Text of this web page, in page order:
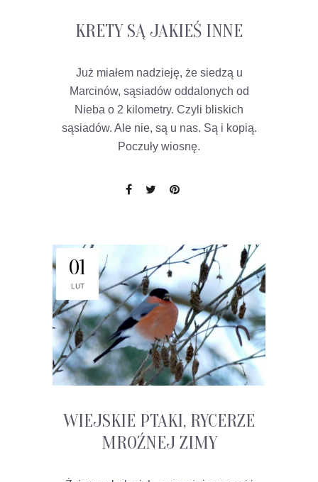
KRETY SĄ JAKIEŚ INNE
Już miałem nadzieję, że siedzą u
Marcinów, sąsiadów oddalonych od
Nieba o 2 kilometry. Czyli bliskich
sąsiadów. Ale nie, są u nas. Są i kopią.
Poczuły wiosnę.
01
LUT
WIEJSKIE PTAKI, RYCERZE
MROŹNEJ ZIMY